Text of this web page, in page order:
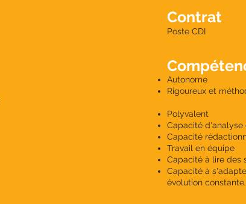
Contrat
Poste CDI
Autonome
Rigoureux et
Polyvalent
Capacité
Capacité
Travail en équipe
Capacité à lire des
Capacité à
évolution constante